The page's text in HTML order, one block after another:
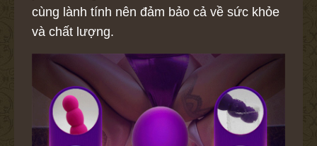
cùng lành tính nên đảm bảo cả về sức khỏe
và chất lượng.